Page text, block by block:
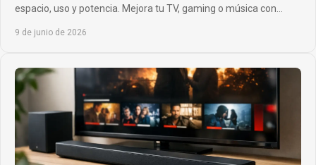
espacio, uso y potencia. Mejora tu TV, gaming o música con
9 de junio de 2026